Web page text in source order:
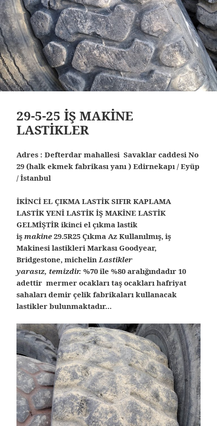
29-5-25 İŞ MAKİNE
LASTİKLER
Adres : Defterdar mahallesi Savaklar caddesi No
29 (halk ekmek fabrikası yanı ) Edirnekapı / Eyüp
/ İstanbul
İKİNCİ EL ÇIKMA LASTİK SIFIR KAPLAMA
LASTİK YENİ LASTİK İŞ MAKİNE LASTİK
GELMİŞTİR ikinci el çıkma lastik
işmakine 29.5R25 Çıkma Az Kullanılmış, iş
Makinesi lastikleri Markası Goodyear,
Bridgestone, michelinLastikler
yarasız, temizdir. %70 ile %80 aralığındadır 10
adettir mermer ocakları taş ocakları hafriyat
sahaları demir çelik fabrikaları kullanacak
lastikler bulunmaktadır…